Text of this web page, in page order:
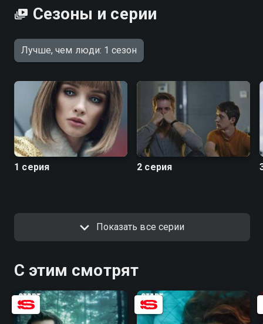
Сезоны и серии
Лучше, чем люди: 1 сезон
1 серия 2 серия
Показать все серии
С этим смотрят